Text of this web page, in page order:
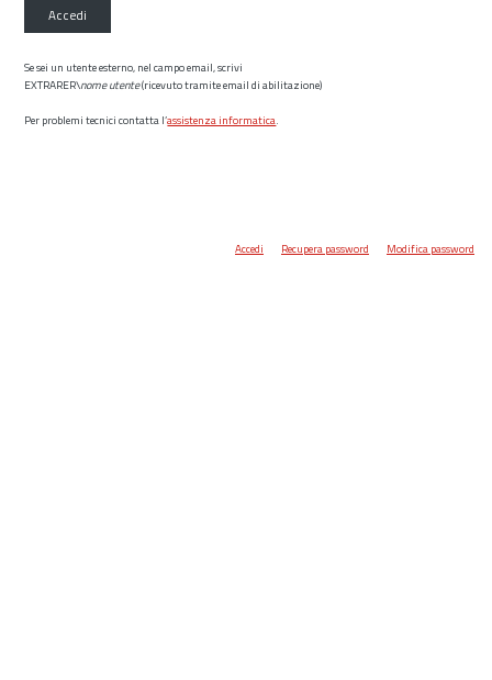
Accedi
Se sei un utente esterno, nel campo email, scrivi
EXTRARER\nome utente(ricevuto tramite email di abilitazione)
Per problemi tecnici contatta l’assistenza informatica.
Accedi Recupera password Modifica password